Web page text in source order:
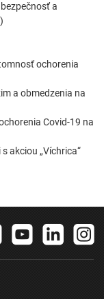
a
ochorenia
a obmedzenia na
Covid-19 na
akciou „Víchrica“